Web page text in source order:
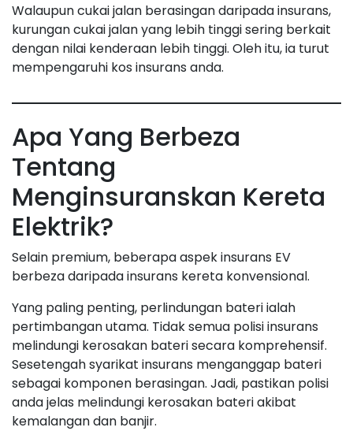
Walaupun cukai jalan berasingan daripada insurans,
kurungan cukai jalan yang lebih tinggi sering berkait
dengan nilai kenderaan lebih tinggi. Oleh itu, ia turut
mempengaruhi kos insurans anda.
Apa Yang Berbeza
Tentang
Menginsuranskan Kereta
Elektrik?
Selain premium, beberapa aspek insurans EV
berbeza daripada insurans kereta konvensional.
Yang paling penting, perlindungan bateri ialah
pertimbangan utama. Tidak semua polisi insurans
melindungi kerosakan bateri secara komprehensif.
Sesetengah syarikat insurans menganggap bateri
sebagai komponen berasingan. Jadi, pastikan polisi
anda jelas melindungi kerosakan bateri akibat
kemalangan dan banjir.